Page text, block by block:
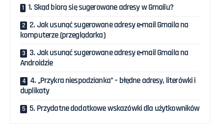
1. Skąd biorą się sugerowane adresy w Gmailu?
2. Jak usunąć sugerowane adresy e‑mail Gmaila na
komputerze (przeglądarka)
3. Jak usunąć sugerowane adresy e‑mail Gmaila na
Androidzie
4. „Przykra niespodzianka” – błędne adresy, literówki i
duplikaty
5. Przydatne dodatkowe wskazówki dla użytkowników